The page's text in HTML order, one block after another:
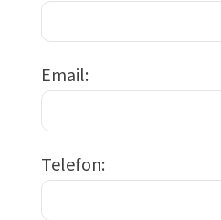
Email
Telefon